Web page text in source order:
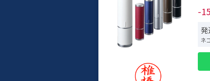
-
発
ネ